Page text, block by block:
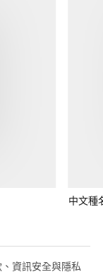
中文種
資訊安全與隱私